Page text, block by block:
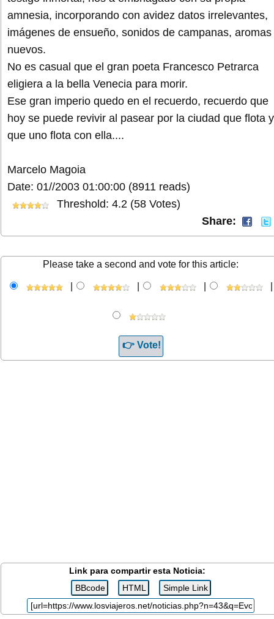
amnesia, incorporando con avidez datos irrelevantes,
imágenes de ensueño, sonidos de campanas, aromas
nuevos.
No es casual que el gran poeta Francesco Petrarca
eligiera a la bella Venecia para morir.
Ese gran imperio quedo en el recuerdo, recuerdo que
hoy se puede revivir al pasear por la ciudad que flota y
que uno flota con ella....
Marcelo Magoia
Date: 01//2003 01:00:00 (8911 reads)
Threshold: 4.2 (58 Votes)
Share:
Please take a second and vote for this article:
Link para compartir esta Noticia: